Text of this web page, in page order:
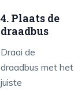
4. Plaats de
draadbus
Draai de
draadbus met het
juiste